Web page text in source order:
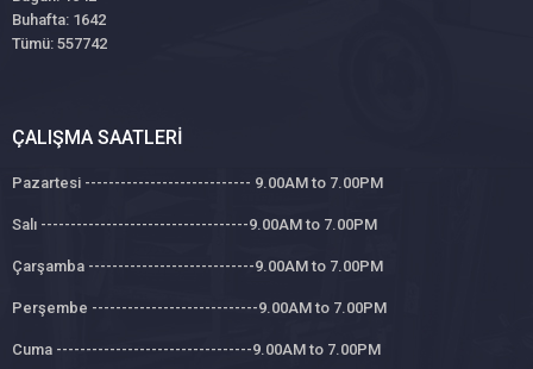
Buhafta: 1642
Tümü: 557742
ÇALIŞMA SAATLERI
Pazartesi ---------------------------- 9.00AM to 7.00PM
Salı -----------------------------------9.00AM to 7.00PM
Çarşamba ----------------------------9.00AM to 7.00PM
Perşembe ----------------------------9.00AM to 7.00PM
Cuma ---------------------------------9.00AM to 7.00PM